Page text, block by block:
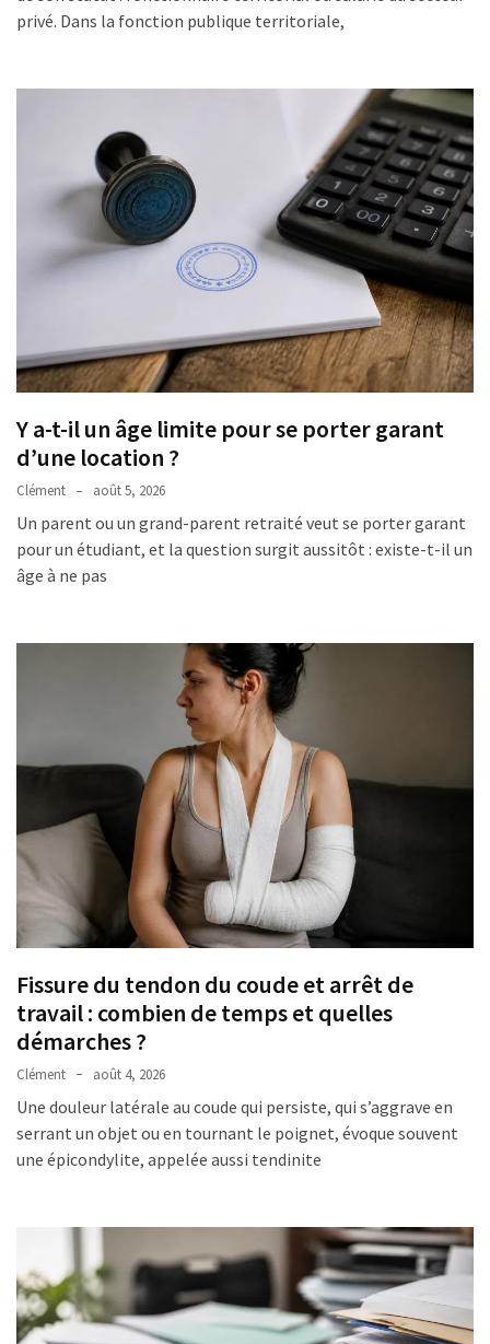
Business
(10)
Uncategorized
privé. Dans la fonction publique territoriale,
Y a-t-il un âge limite pour se porter garant
d’une location ?
Clément août 5, 2026
Un parent ou un grand-parent retraité veut se porter garant
pour un étudiant, et la question surgit aussitôt : existe-t-il un
âge à ne pas
Fissure du tendon du coude et arrêt de
travail : combien de temps et quelles
démarches ?
Clément août 4, 2026
Une douleur latérale au coude qui persiste, qui s’aggrave en
serrant un objet ou en tournant le poignet, évoque souvent
une épicondylite, appelée aussi tendinite